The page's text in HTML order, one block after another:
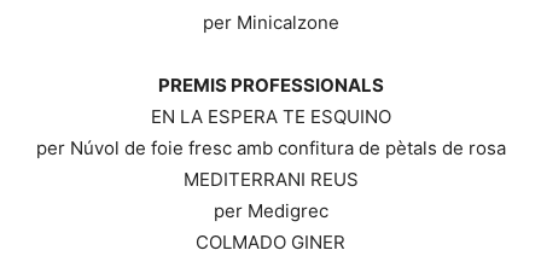
per Minicalzone
PREMIS PROFESSIONALS
EN LA ESPERA TE ESQUINO
per Núvol de foie fresc amb confitura de pètals de rosa
MEDITERRANI REUS
per Medigrec
COLMADO GINER